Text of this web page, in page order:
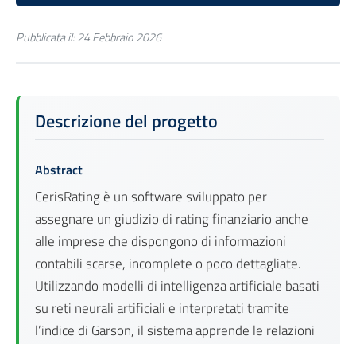
Pubblicata il: 24 Febbraio 2026
Descrizione del progetto
Abstract
CerisRating è un software sviluppato per
assegnare un giudizio di rating finanziario anche
alle imprese che dispongono di informazioni
contabili scarse, incomplete o poco dettagliate.
Utilizzando modelli di intelligenza artificiale basati
su reti neurali artificiali e interpretati tramite
l’indice di Garson, il sistema apprende le relazioni